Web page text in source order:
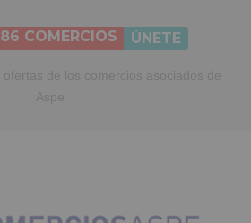
86 COMERCIOS ÚNETE